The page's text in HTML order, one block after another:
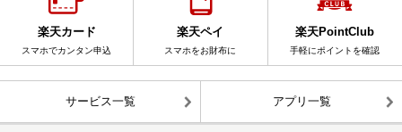
楽天カード
スマホでカンタン申込
楽天ペイ
スマホをお財布に
楽天PointClub
手軽にポイントを確認
サービス一覧 アプリ一覧